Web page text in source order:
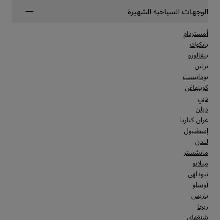
الوجهات السياحية الشهيرة
أمستردام
بانكوك
بنغالورو
برلين
بودابست
كوبنهاغن
دبي
دبلن
غران كناريا
إسطنبول
لندن
مانشستر
ميلانو
نيودلهي
أوسلو
باريس
ريجا
شنغهاي